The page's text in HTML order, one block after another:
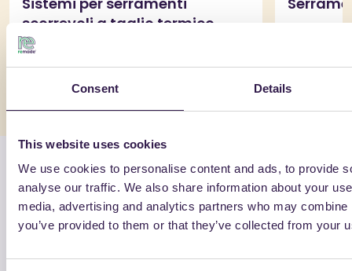
Consent Details
This website uses cookies
We use cookies to personalise content and ads, to provide
analyse our traffic. We also share information about your
media, advertising and analytics partners who may
you’ve provided to them or that they’ve collected from your
scorrevoli a taglio termico
composti da massimo 4
profilati in alluminio estruso in
lega 6060
Vai al dettaglio
Soci e aziende associate
Le aziende che scelgono di certificare i loro prodotti
Fondazione. Consulta la lista completa dei soci e